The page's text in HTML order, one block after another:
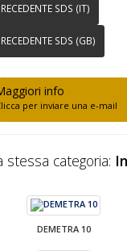
SDS (IT)
SDS (GB)
info
per inviare una e-mail
stessa categoria:
DEMETRA 10